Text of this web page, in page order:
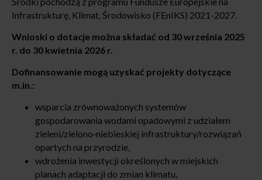
Infrastrukturę, Klimat, Środowisko (FEnIKS) 2021-2027.
Wnioski o dotacje można składać od 30 września 2025
r. do 30 kwietnia 2026 r.
Dofinansowanie mogą uzyskać projekty dotyczące
m.in.:
wsparcia zrównoważonych systemów
gospodarowania wodami opadowymi z udziałem
zieleni/zielono‐niebieskiej infrastruktury/rozwiązań
opartych na przyrodzie,
wdrożenia inwestycji określonych w miejskich
planach adaptacji do zmian klimatu,